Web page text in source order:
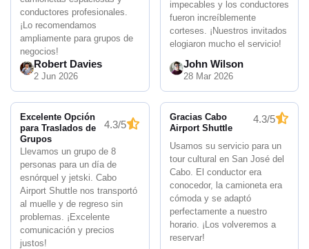
conductores profesionales.
¡Lo recomendamos
ampliamente para grupos de
negocios!
Robert Davies
2 Jun 2026
impecables y los conductores
fueron increíblemente
corteses. ¡Nuestros invitados
elogiaron mucho el servicio!
John Wilson
28 Mar 2026
Excelente Opción
para Traslados de
Grupos
4.3/5
Llevamos un grupo de 8
personas para un día de
esnórquel y jetski. Cabo
Airport Shuttle nos transportó
al muelle y de regreso sin
problemas. ¡Excelente
comunicación y precios
justos!
Gracias Cabo
Airport Shuttle
4.3/5
Usamos su servicio para un
tour cultural en San José del
Cabo. El conductor era
conocedor, la camioneta era
cómoda y se adaptó
perfectamente a nuestro
horario. ¡Los volveremos a
reservar!